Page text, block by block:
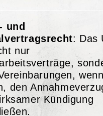
und
: Das
nur
den
Kündigung